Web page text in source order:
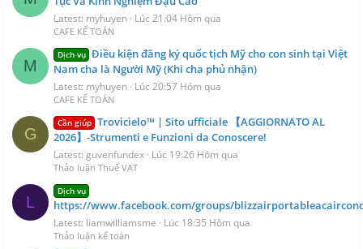
Latest: myhuyen Lúc 21:04 Hôm qua
CAFE KẾ TOÁN
M
Dịch vụ Điều kiện đăng ký quốc tịch Mỹ cho con sinh tại Việt
Nam cha là Người Mỹ (Khi cha phủ nhận)
Latest: myhuyen Lúc 20:57 Hôm qua
CAFE KẾ TOÁN
G
Cần giúp Trovicielo™ | Sito ufficiale 【AGGIORNATO AL
2026】-Strumenti e Funzioni da Conoscere!
Latest: guvenfundex Lúc 19:26 Hôm qua
Thảo luận Thuế VAT
L
Dịch vụ
https://www.facebook.com/groups/
Latest: liamwilliamsme Lúc 18:35 Hôm qua
Thảo luận kế toán